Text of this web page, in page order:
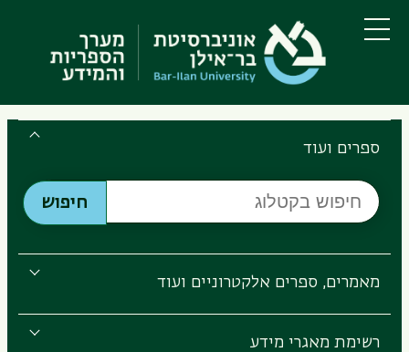
לתוכן
העיקרי
לתפריט
ניווט
ראשי
תפריט
Search
the
Ilan
Libraries
ספרים ועוד
חיפוש
בקטלוג
חיפוש
מאמרים, ספרים אלקטרוניים ועוד
רשימת מאגרי מידע